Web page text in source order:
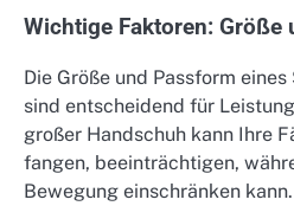
Wichtige Faktoren: Größe
Die Größe und Passform
sind entscheidend für
großer Handschuh kann Ihre
fangen, beeinträchtigen,
Bewegung einschränken